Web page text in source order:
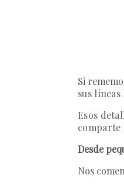
Si
sus
Esos
comparte
Desde
Nos